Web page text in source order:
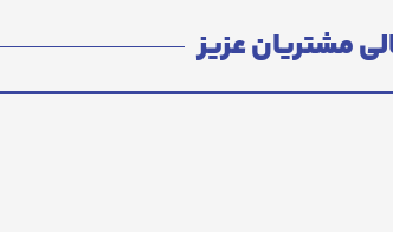
مشتریان عزیز